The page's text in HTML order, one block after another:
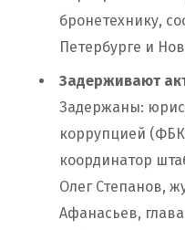
бронетехнику,
Петербурге и
Задерживают
Задержаны:
коррупцией
координатор
Олег Степанов,
Афанасьев,